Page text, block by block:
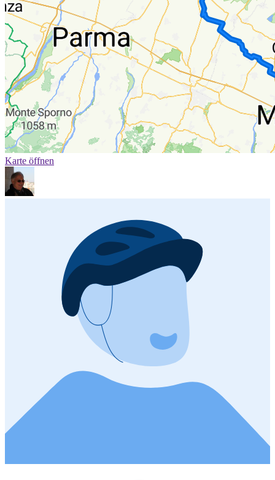
Karte öffnen